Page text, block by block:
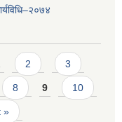
2 3
8 9 10
»